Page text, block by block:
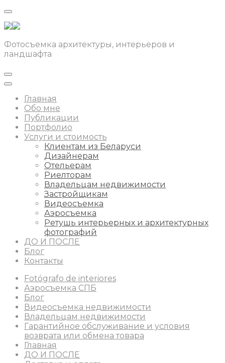
Фотосъемка архитектуры, интерьеров и
ландшафта
Главная
Обо мне
Публикации
Портфолио
Услуги и стоимость
Клиентам из Беларуси
Дизайнерам
Отельерам
Риелторам
Владельцам недвижимости
Застройщикам
Видеосъемка
Аэросъемка
Ретушь интерьерных и архитектурных
фотографий
ДО И ПОСЛЕ
Блог
Контакты
Fotógrafo de interiores
Аэросъемка СПБ
Блог
Видеосъемка недвижимости
Владельцам недвижимости
Гарантийное обслуживание и условия
возврата или обмена товара
Главная
ДО И ПОСЛЕ